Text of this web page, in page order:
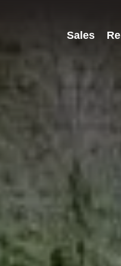
Sales